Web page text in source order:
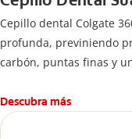
Cepillo dental Colgate
profunda, previniendo
carbón, puntas finas y
Descubra más